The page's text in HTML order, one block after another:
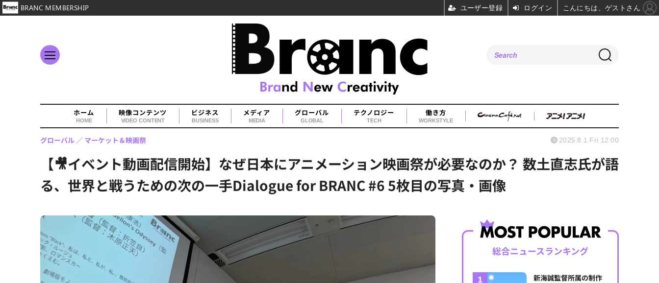
ホーム
HOME
映像コンテンツ
VIDEO CONTENT
ビジネス
BUSINESS
メディア
MEDIA
グローバル
GLOBAL
テクノロジー
TECH
働き方
WORKSTYLE
【🎥イベント動画配信開始】なぜ日本にアニメーション映画祭が必要なのか？ 数土直志氏が語
る、世界と戦うための次の一手Dialogue for BRANC #6 5枚目の写真・画像
グローバル マーケット＆映画祭 2025.8.1 Fri 12:00
総合ニュースランキング
新海誠監督所属の制作
BRANC MEMBERSHIP ユーザー登録 ログイン こんにちは、ゲストさん